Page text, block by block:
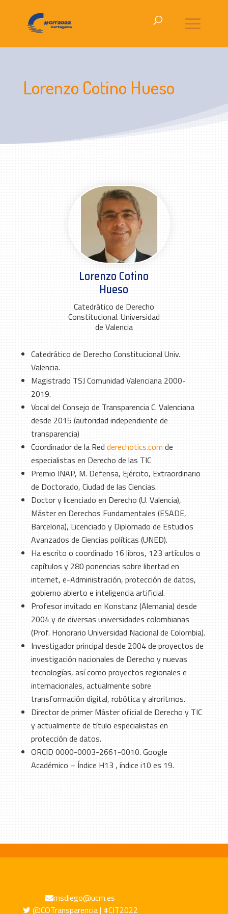
Lorenzo Cotino Hueso
Lorenzo Cotino
Hueso
Catedrático de Derecho
Constitucional. Universidad
de Valencia
Catedrático de Derecho Constitucional Univ.
Valencia.
Magistrado TSJ Comunidad Valenciana 2000-
2019.
Vocal del Consejo de Transparencia C. Valenciana
desde 2015 (autoridad independiente de
transparencia)
Coordinador de la Red derechotics.com de
especialistas en Derecho de las TIC
Premio INAP, M. Defensa, Ejército, Extraordinario
de Doctorado, Ciudad de las Ciencias.
Doctor y licenciado en Derecho (U. Valencia),
Máster en Derechos Fundamentales (ESADE,
Barcelona), Licenciado y Diplomado de Estudios
Avanzados de Ciencias políticas (UNED).
Ha escrito o coordinado 16 libros, 123 artículos o
capítulos y 280 ponencias sobre libertad en
internet, e-Administración, protección de datos,
gobierno abierto e inteligencia artificial.
Profesor invitado en Konstanz (Alemania) desde
2004 y de diversas universidades colombianas
(Prof. Honorario Universidad Nacional de Colombia).
Investigador principal desde 2004 de proyectos de
investigación nacionales de Derecho y nuevas
tecnologías, así como proyectos regionales e
internacionales, actualmente sobre
transformación digital, robótica y alroritmos.
Director de primer Máster oficial de Derecho y TIC
y actualmente de título especialistas en
protección de datos.
ORCID 0000-0003-2661-0010. Google
Académico – Índice H13 , índice i10 es 19.
msdiego@ucm.es
@COTransparencia | #CIT2022